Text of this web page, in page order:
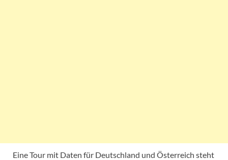
Eine Tour mit Daten für Deutschland und Österreich steht